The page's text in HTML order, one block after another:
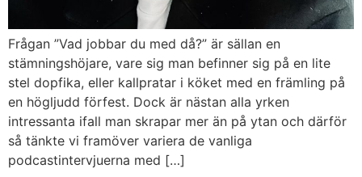
Frågan ”Vad jobbar du med då?” är sällan en
stämningshöjare, vare sig man befinner sig på en lite
stel dopfika, eller kallpratar i köket med en främling på
en högljudd förfest. Dock är nästan alla yrken
intressanta ifall man skrapar mer än på ytan och därför
så tänkte vi framöver variera de vanliga
podcastintervjuerna med […]